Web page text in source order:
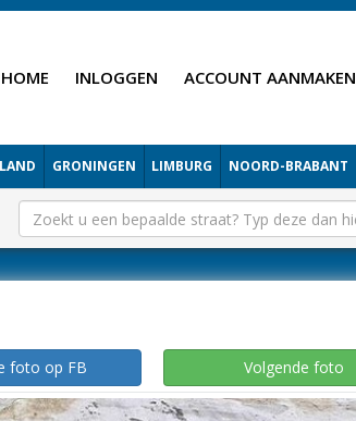
HOME INLOGGEN ACCOUNT AANMAKEN
GRONINGEN LIMBURG NOORD-BRABANT
foto op FB Volgende foto